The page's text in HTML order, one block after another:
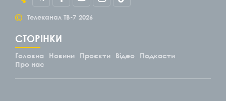
© Телеканал ТВ-7 2026
СТОРІНКИ
Головна Новини Проєкти Відео
Подкасти
Про нас